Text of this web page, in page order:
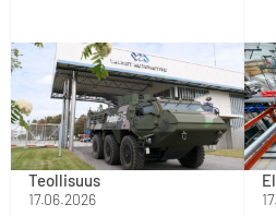
Teollisuus
17.06.2026